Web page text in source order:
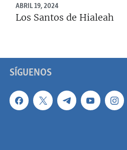
ABRIL 19, 2024
Los Santos de Hialeah
SÍGUENOS